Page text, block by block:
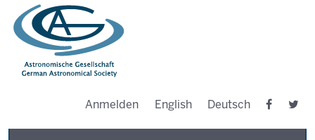
Anmelden English Deutsch